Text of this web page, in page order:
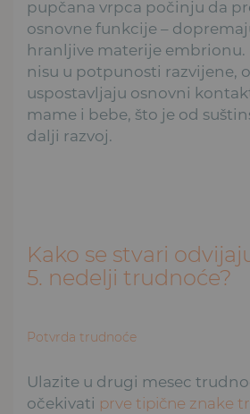
pupčana vrpca počinju da
osnovne funkcije –
hranljive materije embrionu.
nisu u potpunosti razvijene,
uspostavljaju osnovni
mame i bebe, što je od
dalji razvoj.
Kako se stvari
5. nedelji trudnoće?
Potvrda trudnoće
Ulazite u drugi mesec
očekivati prve tipične znake